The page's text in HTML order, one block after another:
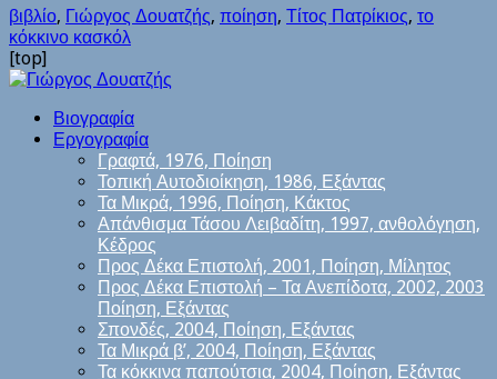
βιβλίο, Γιώργος Δουατζής, ποίηση, Τίτος Πατρίκιος, το
κόκκινο κασκόλ
[top]
Βιογραφία
Εργογραφία
Γραφτά, 1976, Ποίηση
Τοπική Αυτοδιοίκηση, 1986, Εξάντας
Τα Μικρά, 1996, Ποίηση, Κάκτος
Απάνθισμα Τάσου Λειβαδίτη, 1997, ανθολόγηση,
Κέδρος
Προς Δέκα Επιστολή, 2001, Ποίηση, Μίλητος
Προς Δέκα Επιστολή – Τα Ανεπίδοτα, 2002, 2003
Ποίηση, Εξάντας
Σπονδές, 2004, Ποίηση, Εξάντας
Τα Μικρά β’, 2004, Ποίηση, Εξάντας
Τα κόκκινα παπούτσια, 2004, Ποίηση, Εξάντας